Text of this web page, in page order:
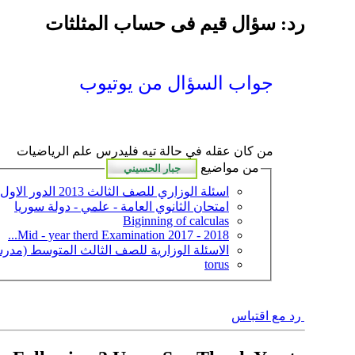
رد: سؤال قيم فى حساب المثلثات
جواب السؤال من يوتيوب
من كان عقله في حالة تيه فليدرس علم الرياضيات
من مواضيع
اسئلة الوزاري للصف الثالث 2013 الدور الاول
امتحان الثانوي العامة - علمي - دولة سوريا
Biginning of calculas
Mid - year therd Examination 2017 - 2018...
الاسئلة الوزارية للصف الثالث المتوسط
torus
رد مع اقتباس